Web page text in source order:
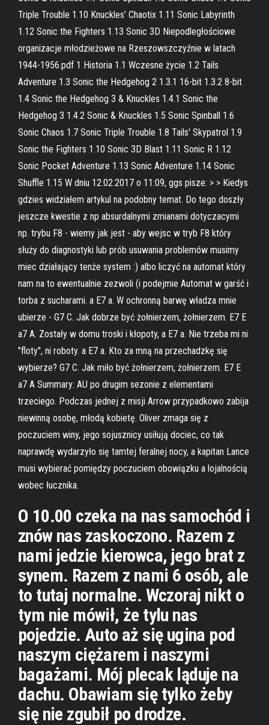
Triple Trouble 1.10 Knuckles’ Chaotix 1.11 Sonic Labyrinth
1.12 Sonic the Fighters 1.13 Sonic 3D Niepodległościowe
organizacje młodzieżowe na Rzeszowszczyźnie w latach
1944-1956.pdf 1 Historia 1.1 Wczesne życie 1.2 Tails
Adventure 1.3 Sonic the Hedgehog 2 1.3.1 16-bit 1.3.2 8-bit
1.4 Sonic the Hedgehog 3 & Knuckles 1.4.1 Sonic the
Hedgehog 3 1.4.2 Sonic & Knuckles 1.5 Sonic Spinball 1.6
Sonic Chaos 1.7 Sonic Triple Trouble 1.8 Tails' Skypatrol 1.9
Sonic the Fighters 1.10 Sonic 3D Blast 1.11 Sonic R 1.12
Sonic Pocket Adventure 1.13 Sonic Adventure 1.14 Sonic
Shuffle 1.15 W dniu 12.02.2017 o 11:09, ggs pisze: > > Kiedys
gdzies widziałem artykul na podobny temat. Do tego doszły
jeszcze kwestie z np absurdalnymi zmianami dotyczacymi
np. trybu F8 - wiemy jak jest - aby wejsc w tryb F8 który
służy do diagnostyki lub prób usuwania problemów musimy
miec działający tenże system :) albo liczyć na automat który
nam na to ewentualnie zezwoli (i podejmie Automat w garść i
torba z sucharami. a E7 a. W ochronną barwę władza mnie
ubierze - G7 C. Jak dobrze być żołnierzem, żołnierzem. E7 E
a7 A. Zostały w domu troski i kłopoty, a E7 a. Nie trzeba mi ni
"floty", ni roboty. a E7 a. Kto za mną na przechadzkę się
wybierze? G7 C. Jak miło być żołnierzem, żołnierzem. E7 E
a7 A Summary: AU po drugim sezonie z elementami
trzeciego. Podczas jednej z misji Arrow przypadkowo zabija
niewinną osobę, młodą kobietę. Oliver zmaga się z
poczuciem winy, jego sojusznicy usiłują dociec, co tak
naprawdę wydarzyło się tamtej feralnej nocy, a kapitan Lance
musi wybierać pomiędzy poczuciem obowiązku a lojalnością
wobec łucznika.
O 10.00 czeka na nas samochód i
znów nas zaskoczono. Razem z
nami jedzie kierowca, jego brat z
synem. Razem z nami 6 osób, ale
to tutaj normalne. Wczoraj nikt o
tym nie mówił, że tylu nas
pojedzie. Auto aż się ugina pod
naszym ciężarem i naszymi
bagażami. Mój plecak ląduje na
dachu. Obawiam się tylko żeby
się nie zgubił po drodze.